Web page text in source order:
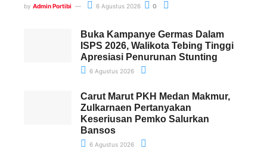
by Admin Portibi 6 Agustus 2026 0
Buka Kampanye Germas Dalam
ISPS 2026, Walikota Tebing Tinggi
Apresiasi Penurunan Stunting
6 Agustus 2026
Carut Marut PKH Medan Makmur,
Zulkarnaen Pertanyakan
Keseriusan Pemko Salurkan
Bansos
6 Agustus 2026